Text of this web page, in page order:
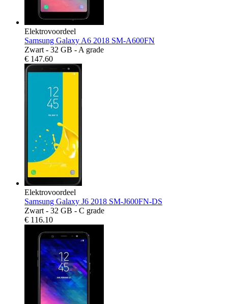
Elektrovoordeel
Samsung Galaxy A6 2018 SM-A600FN
Zwart - 32 GB - A grade
€ 147.60
Elektrovoordeel
Samsung Galaxy J6 2018 SM-J600FN-DS
Zwart - 32 GB - C grade
€ 116.10